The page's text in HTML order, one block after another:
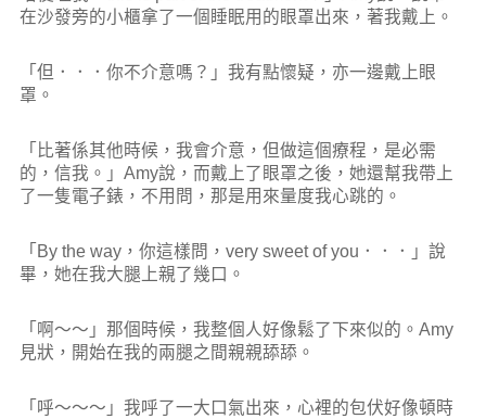
在沙發旁的小櫃拿了一個睡眠用的眼罩出來，著我戴上。
「但．．．你不介意嗎？」我有點懷疑，亦一邊戴上眼
罩。
「比著係其他時候，我會介意，但做這個療程，是必需
的，信我。」Amy說，而戴上了眼罩之後，她還幫我帶上
了一隻電子錶，不用問，那是用來量度我心跳的。
「By the way，你這樣問，very sweet of you．．．」說
畢，她在我大腿上親了幾口。
「啊～～」那個時候，我整個人好像鬆了下來似的。Amy
見狀，開始在我的兩腿之間親親舔舔。
「呼～～～」我呼了一大口氣出來，心裡的包伏好像頓時